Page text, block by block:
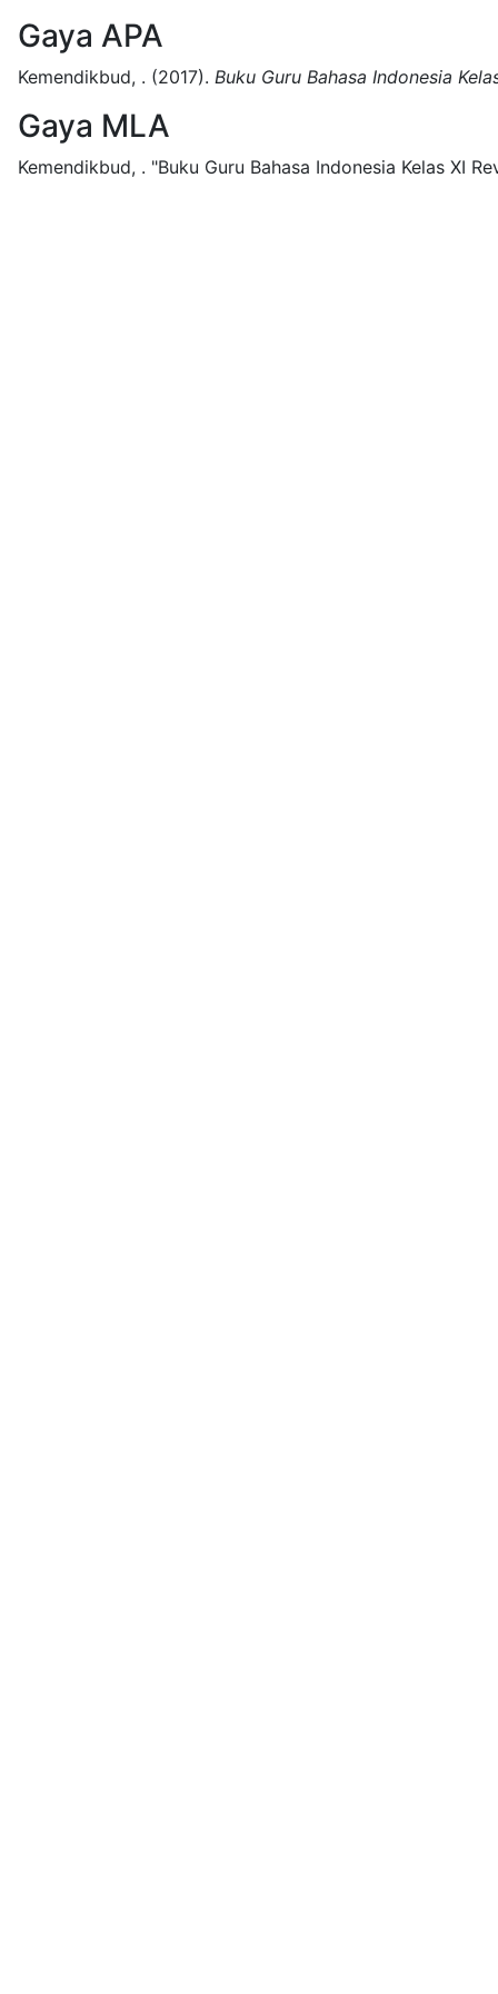
Gaya APA
Kemendikbud, . (2017). Buku Guru Bahasa Indonesia
Gaya MLA
Kemendikbud, . "Buku Guru Bahasa Indonesia Kelas XI